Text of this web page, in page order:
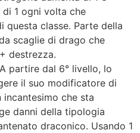
di 1 ogni volta che
questa classe. Parte della
scaglie di drago che
destrezza.
A partire dal 6° livello, lo
il suo modificatore di
incantesimo che sta
danni della tipologia
draconico. Usando 1